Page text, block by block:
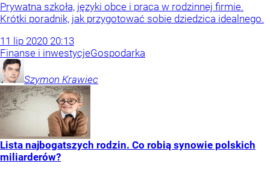
Prywatna szkoła, języki obce i praca w rodzinnej firmie.
Krótki poradnik, jak przygotować sobie dziedzica idealnego.
11 lip 2020 20:13
Finanse i inwestycjeGospodarka
Szymon Krawiec
Lista najbogatszych rodzin. Co robią synowie polskich
miliarderów?